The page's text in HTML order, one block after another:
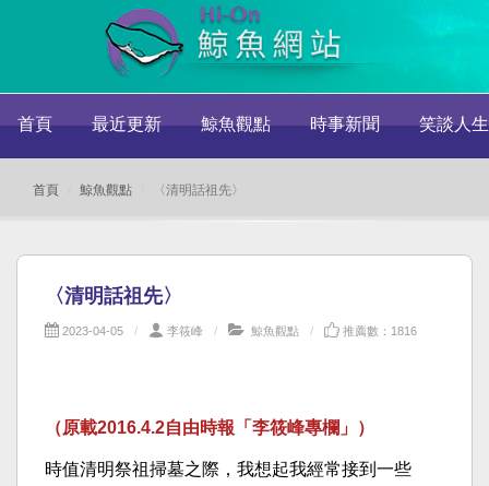
首頁 最近更新 鯨魚觀點 時事新聞 笑談人生
首頁 鯨魚觀點 〈清明話祖先〉
〈清明話祖先〉
2023-04-05 李筱峰 鯨魚觀點 推薦數：1816
（原載2016.4.2自由時報「李筱峰專欄」）
時值清明祭祖掃墓之際，我想起我經常接到一些